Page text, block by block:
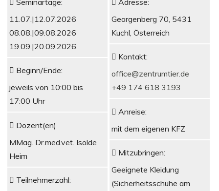
11.07.|12.07.2026
08.08.|09.08.2026
19.09.|20.09.2026
Beginn/Ende:
jeweils von 10:00 bis
17:00 Uhr
Dozent(en)
MMag. Dr.med.vet. Isolde
Heim
Teilnehmerzahl:
Georgenberg 70, 5431
Kuchl, Österreich
Kontakt:
office@zentrumtier.de
+49 174 618 3193
Anreise:
mit dem eigenen KFZ
Mitzubringen:
Geeignete Kleidung
(Sicherheitsschuhe am